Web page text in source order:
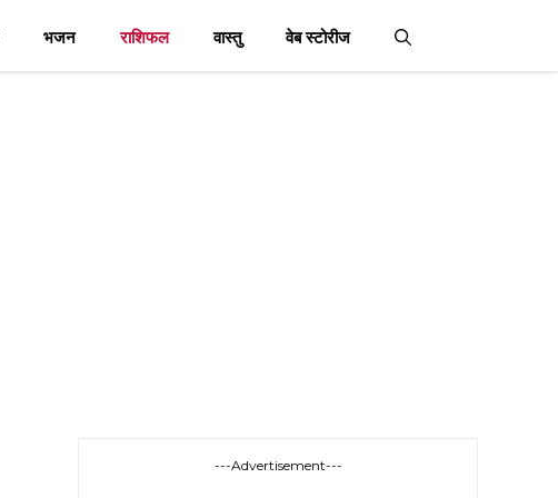
भजन राशिफल वास्तु वेब स्टोरीज
---Advertisement---